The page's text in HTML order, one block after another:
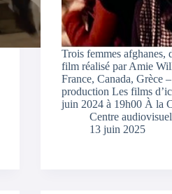
Trois femmes afghanes,
film réalisé par Amie
France, Canada, Grèce
production Les films
juin 2024 à 19h00 À la
Centre
13 juin 2025